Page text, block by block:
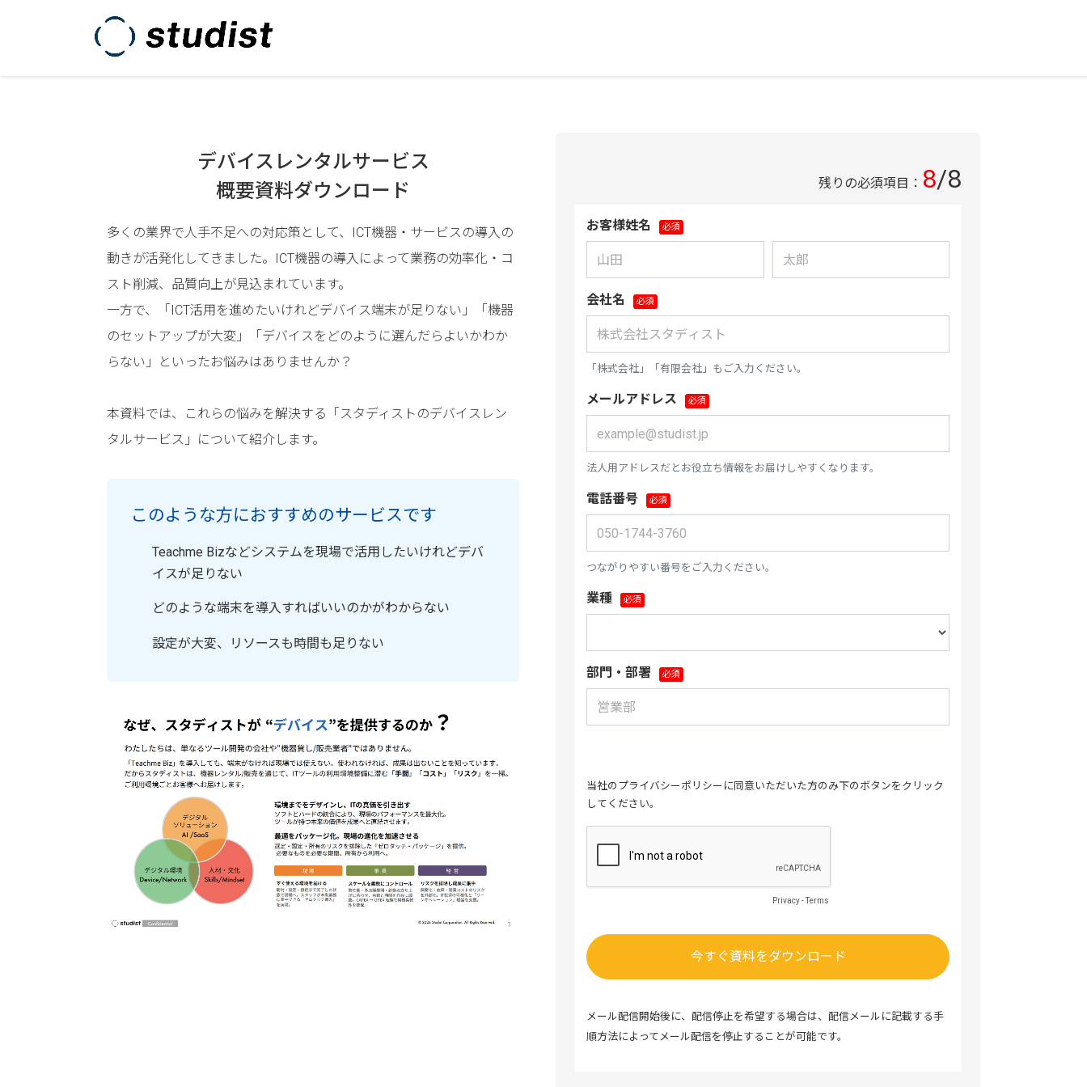
デバイスレンタルサービス
概要資料ダウンロード
多くの業界で人手不足への対応策として、ICT機器・サービスの導入の
動きが活発化してきました。ICT機器の導入によって業務の効率化・コ
スト削減、品質向上が見込まれています。
一方で、「ICT活用を進めたいけれどデバイス端末が足りない」「機器
のセットアップが大変」「デバイスをどのように選んだらよいかわか
らない」といったお悩みはありませんか？
本資料では、これらの悩みを解決する「スタディストのデバイスレン
タルサービス」について紹介します。
このような方におすすめのサービスです
Teachme Bizなどシステムを現場で活用したいけれどデバ
イスが足りない
どのような端末を導入すればいいのかがわからない
設定が大変、リソースも時間も足りない
残りの必須項目： 8/8
お客様姓名
会社名
「株式会社」「有限会社」もご入力ください。
メールアドレス
法人用アドレスだとお役立ち情報をお届けしやすくなります。
電話番号
つながりやすい番号をご入力ください。
業種
部門・部署
当社の プライバシーポリシー に同意いただいた方のみ下のボタンをクリック
してください。
Privacy-Terms
メール配信開始後に、配信停止を希望する場合は、配信メールに記載する手
順方法によってメール配信を停止することが可能です。